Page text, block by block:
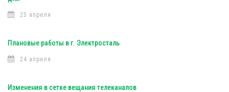
25 апреля
Плановые работы в г. Электросталь
24 апреля
Изменения в сетке вещания телеканалов